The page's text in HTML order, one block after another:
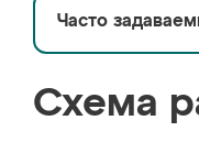
Часто
Схема